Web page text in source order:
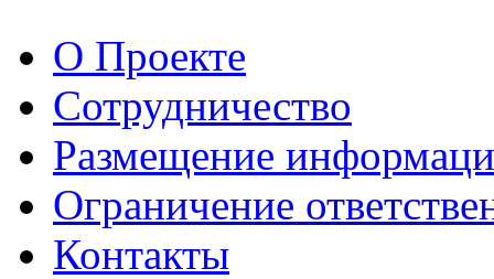
О Проекте
Сотрудничество
Размещение
Ограничение
Контакты